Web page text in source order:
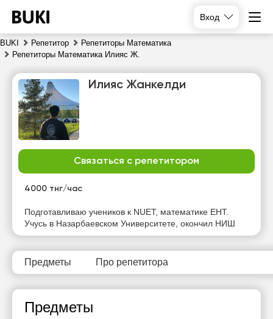
Вход
BUKI Репетитор
Репетиторы Математика
Репетиторы Математика Илияс Ж.
Илияс Жанкелди
Связаться с репетитором
4000 тнг/час
Подготавливаю учеников к NUET, математике ЕНТ.
Учусь в Назарбаевском Университете, окончил НИШ
Предметы Про репетитора
Предметы
вс
пн
Нет
свободных
Нет
свободных
Нет
свободных
Нет
свободных